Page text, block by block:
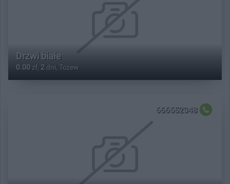
Drzwi białe
0.00 zł, 2 dni, Tczew
666552348